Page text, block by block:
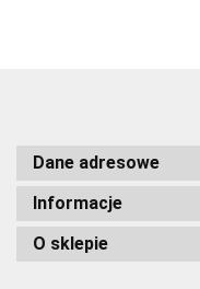
Dane adresowe
Informacje
O sklepie